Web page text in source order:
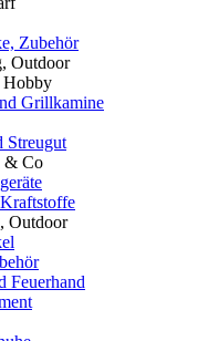
Zubehör
Outdoor
Hobby
Grillkamine
Streugut
& Co
Outdoor
Feuerhand